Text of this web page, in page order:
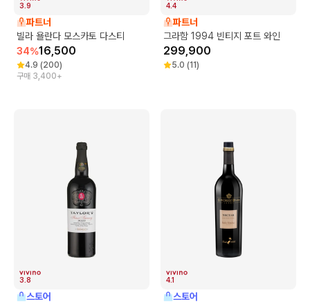
3.9
파트너
빌라 욜란다 모스카토 다스티
34%16,500
4.9 (200)
구매 3,400+
4.4
파트너
그라함 1994 빈티지 포트 와인
299,900
5.0 (11)
3.8
스토어
4.1
스토어